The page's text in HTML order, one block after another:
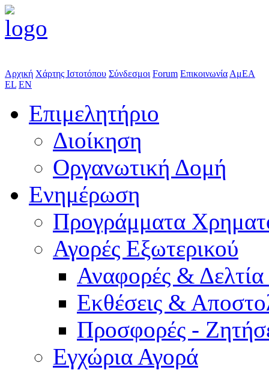
Αρχική Χάρτης Ιστοτόπου Σύνδεσμοι Forum Επικοινωνία ΑμΕΑ
EL EN
Επιμελητήριο
Διοίκηση
Οργανωτική Δομή
Ενημέρωση
Προγράμματα
Αγορές Εξωτερικού
Αναφορές &
Εκθέσεις &
Προσφορές -
Εγχώρια Αγορά